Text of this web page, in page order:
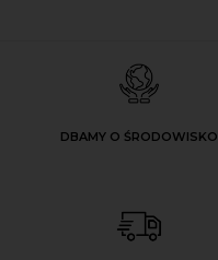
DBAMY O ŚRODOWISKO